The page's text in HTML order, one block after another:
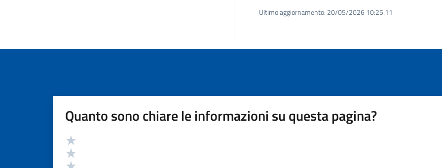
Ultimo aggiornamento: 20/05/2026 10:25.11
Quanto sono chiare le informazioni su questa pagina?
Valutazione